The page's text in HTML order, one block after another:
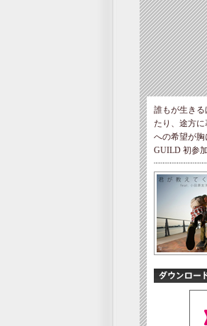
誰もが生き
たり、途方
への希望が
GUILD 初参